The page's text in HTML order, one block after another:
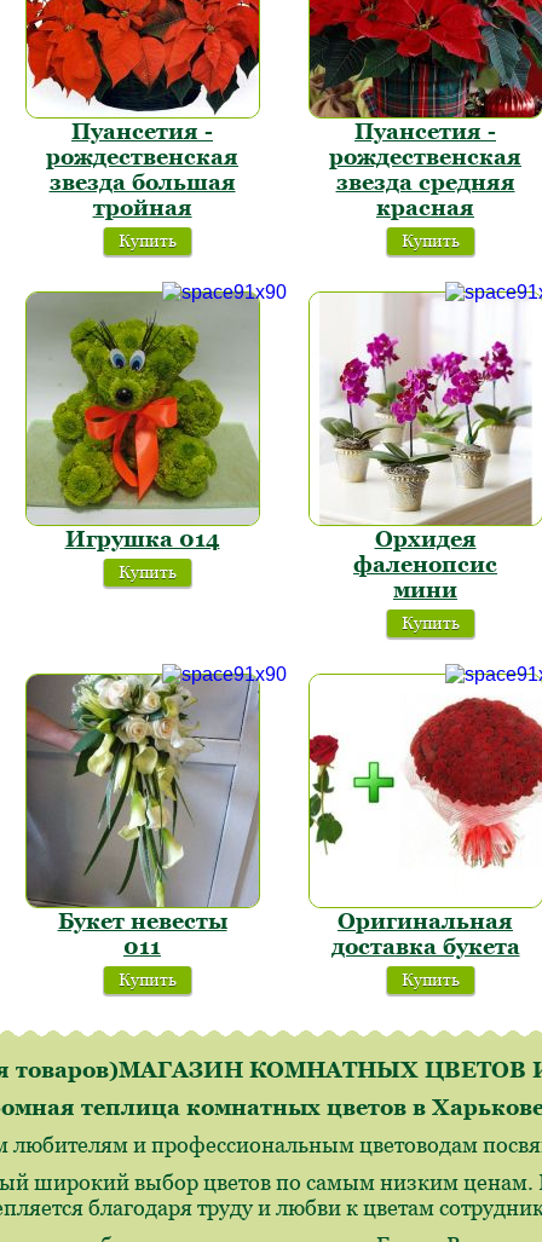
Пуансетия -
рождественская
звезда большая
тройная
Купить
Пуансетия -
рождественская
звезда средняя
красная
Купить
Игрушка 014
Купить
Орхидея
фаленопсис
мини
Купить
Букет невесты
011
Купить
Оригинальная
доставка букета
Купить
товаров)МАГАЗИН КОМНАТНЫХ
теплица комнатных цветов в
любителям и профессиональным цветоводам
широкий выбор цветов по самым низким ценам.
благодаря труду и любви к цветам